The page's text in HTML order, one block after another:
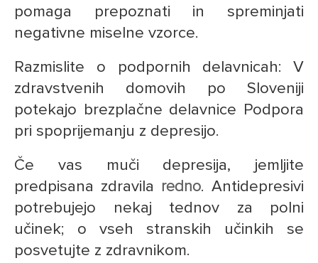
pomaga prepoznati in spreminjati
negativne miselne vzorce.
Razmislite o podpornih delavnicah: V
zdravstvenih domovih po Sloveniji
potekajo brezplačne delavnice Podpora
pri spoprijemanju z depresijo.
Če vas muči depresija, jemljite
predpisana zdravila redno. Antidepresivi
potrebujejo nekaj tednov za polni
učinek; o vseh stranskih učinkih se
posvetujte z zdravnikom.